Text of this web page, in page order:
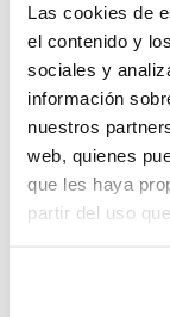
Las cookies de
el contenido y
sociales y
información
nuestros
web, quienes
que les haya
partir del uso
El 3×3
categorías:
Mini e
Cadete y
Senior
Más